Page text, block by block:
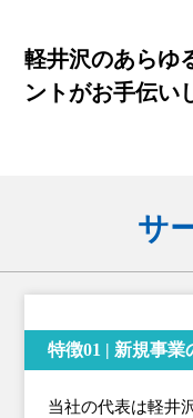
軽井沢のあらゆ
ントがお手伝い
サ
特徴01 | 新規事業
当社の代表は軽井